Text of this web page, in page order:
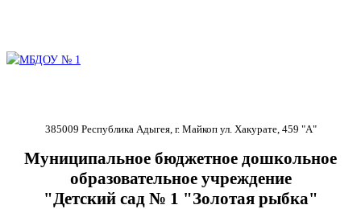
385009 Республика Адыгея, г. Майкоп ул. Хакурате, 459 "А"
Муниципальное бюджетное дошкольное
образовательное учреждение
"Детский сад № 1 "Золотая рыбка"